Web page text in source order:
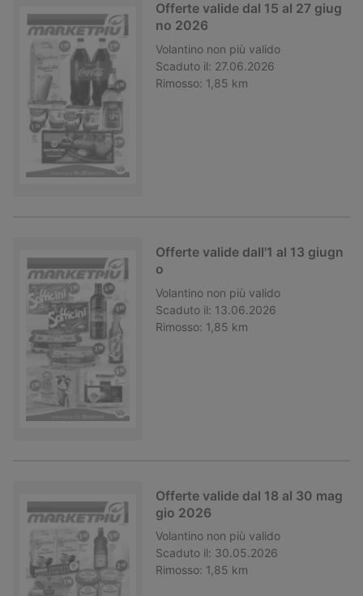
Offerte valide dal 15 al 27 giug
no 2026
Volantino non più valido
Scaduto il: 27.06.2026
Rimosso: 1,85 km
Offerte valide dall'1 al 13 giugn
o
Volantino non più valido
Scaduto il: 13.06.2026
Rimosso: 1,85 km
Offerte valide dal 18 al 30 mag
gio 2026
Volantino non più valido
Scaduto il: 30.05.2026
Rimosso: 1,85 km